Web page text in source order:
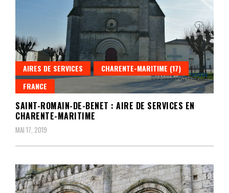
AIRES DE SERVICES
CHARENTE-MARITIME (17)
FRANCE
SAINT-ROMAIN-DE-BENET : AIRE DE SERVICES EN
CHARENTE-MARITIME
MAI 17, 2019